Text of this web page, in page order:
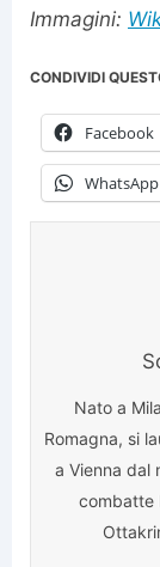
Immagini:
CONDIVIDI
Facebook
WhatsApp
Nato a
Romagna, si
a Vienna dal
combatte